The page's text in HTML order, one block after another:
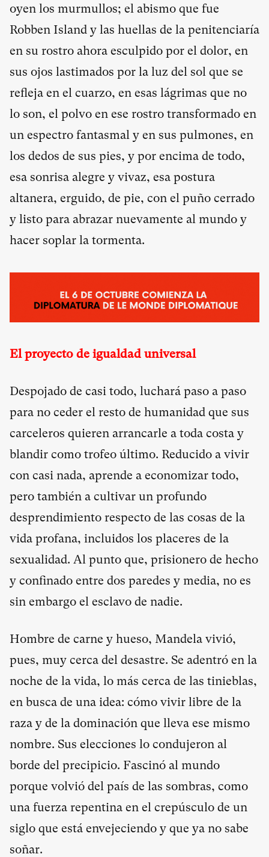
oyen los murmullos; el abismo que fue
Robben Island y las huellas de la penitenciaría
en su rostro ahora esculpido por el dolor, en
sus ojos lastimados por la luz del sol que se
refleja en el cuarzo, en esas lágrimas que no
lo son, el polvo en ese rostro transformado en
un espectro fantasmal y en sus pulmones, en
los dedos de sus pies, y por encima de todo,
esa sonrisa alegre y vivaz, esa postura
altanera, erguido, de pie, con el puño cerrado
y listo para abrazar nuevamente al mundo y
hacer soplar la tormenta.
El proyecto de igualdad universal
Despojado de casi todo, luchará paso a paso
para no ceder el resto de humanidad que sus
carceleros quieren arrancarle a toda costa y
blandir como trofeo último. Reducido a vivir
con casi nada, aprende a economizar todo,
pero también a cultivar un profundo
desprendimiento respecto de las cosas de la
vida profana, incluidos los placeres de la
sexualidad. Al punto que, prisionero de hecho
y confinado entre dos paredes y media, no es
sin embargo el esclavo de nadie.
Hombre de carne y hueso, Mandela vivió,
pues, muy cerca del desastre. Se adentró en la
noche de la vida, lo más cerca de las tinieblas,
en busca de una idea: cómo vivir libre de la
raza y de la dominación que lleva ese mismo
nombre. Sus elecciones lo condujeron al
borde del precipicio. Fascinó al mundo
porque volvió del país de las sombras, como
una fuerza repentina en el crepúsculo de un
siglo que está envejeciendo y que ya no sabe
soñar.